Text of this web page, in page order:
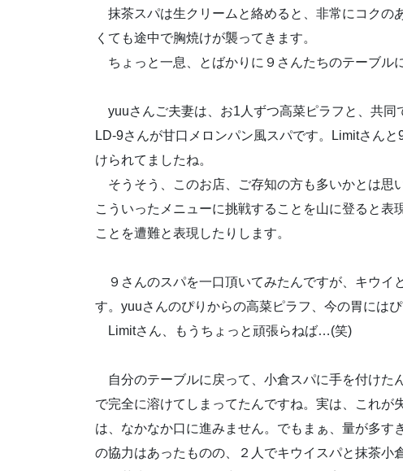
抹茶スパは生クリームと絡めると、非常にコクの
くても途中で胸焼けが襲ってきます。
ちょっと一息、とばかりに９さんたちのテーブル
yuuさんご夫妻は、お1人ずつ高菜ピラフと、共同
LD-9さんが甘口メロンパン風スパです。Limitさん
けられてましたね。
そうそう、このお店、ご存知の方も多いかとは思
こういったメニューに挑戦することを山に登ると表
ことを遭難と表現したりします。
９さんのスパを一口頂いてみたんですが、キウイ
す。yuuさんのぴりからの高菜ピラフ、今の胃には
Limitさん、もうちょっと頑張らねば…(笑)
自分のテーブルに戻って、小倉スパに手を付けた
で完全に溶けてしまってたんですね。実は、これが
は、なかなか口に進みません。でもまぁ、量が多
の協力はあったものの、２人でキウイスパと抹茶小